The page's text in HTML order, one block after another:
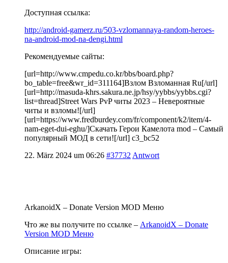
Доступная ссылка:
http://android-gamerz.ru/503-vzlomannaya-random-heroes-
na-android-mod-na-dengi.html
Рекомендуемые сайты:
[url=http://www.cmpedu.co.kr/bbs/board.php?
bo_table=free&wr_id=311164]Взлом Взломанная Ru[/url]
[url=http://masuda-khrs.sakura.ne.jp/hsy/yybbs/yybbs.cgi?
list=thread]Street Wars PvP читы 2023 – Невероятные
читы и взломы![/url]
[url=https://www.fredburdey.com/fr/component/k2/item/4-
nam-eget-dui-eghu/]Скачать Герои Камелота mod – Самый
популярный МОД в сети![/url] c3_bc52
22. März 2024 um 06:26 #37732 Antwort
ArkanoidX – Donate Version MOD Меню
Что же вы получите по ссылке – ArkanoidX – Donate
Version MOD Меню
Описание игры: